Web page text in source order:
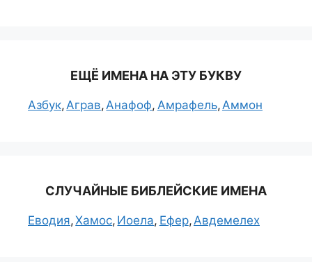
ЕЩЁ ИМЕНА НА ЭТУ БУКВУ
Азбук Аграв Анафоф Амрафель Аммон
СЛУЧАЙНЫЕ БИБЛЕЙСКИЕ ИМЕНА
Еводия Хамос Иоела Ефер Авдемелех